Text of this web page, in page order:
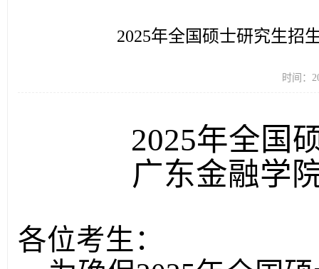
2025年全国硕士研究生招
时间：
2025年全国
广东金融学
各位考生：